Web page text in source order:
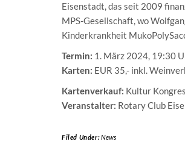
Eisenstadt, das seit 2009
MPS-Gesellschaft, wo
Kinderkrankheit
Termin: 1. März 2024, 19:30
Karten: EUR 35,- inkl.
Kartenverkauf: Kultur
Veranstalter: Rotary Club
Filed Under:News